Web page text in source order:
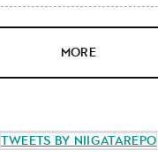
MORE
Tweets by NiigataRepo